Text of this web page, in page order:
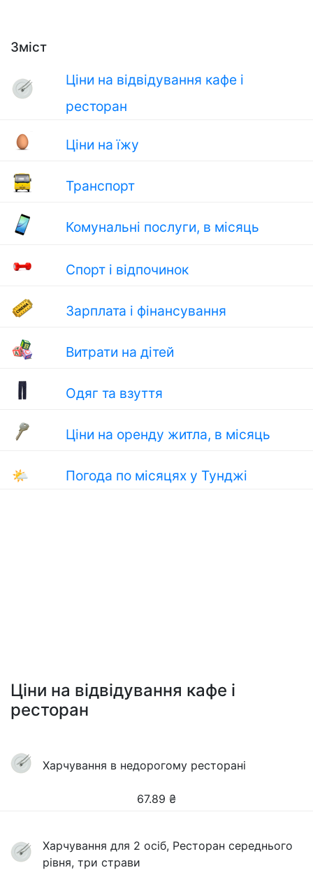
Зміст
Ціни на відвідування кафе і
ресторан
Ціни на їжу
Транспорт
Комунальні послуги, в місяць
Спорт і відпочинок
Зарплата і фінансування
Витрати на дітей
Одяг та взуття
Ціни на оренду житла, в місяць
🌤 Погода по місяцях у Тунджі
Ціни на відвідування кафе і
ресторан
Харчування в недорогому ресторані
67.89 ₴
Харчування для 2 осіб, Ресторан середнього
рівня, три страви